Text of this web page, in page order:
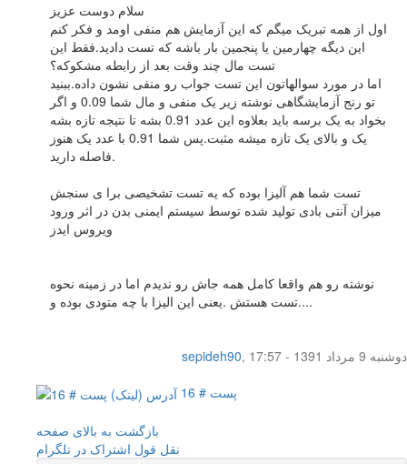
سلام دوست عزیز
اول از همه تبریک میگم که این آزمایش هم منفی اومد و فکر کنم
این دیگه چهارمین یا پنجمین بار باشه که تست دادید.فقط این
تست مال چند وقت بعد از رابطه مشکوکه؟
اما در مورد سوالهاتون این تست جواب رو منفی نشون داده.ببنید
تو رنج آزمایشگاهی نوشته زیر یک منفی و مال شما 0.09 و اگر
بخواد به یک برسه باید بعلاوه این عدد 0.91 بشه تا نتیجه تازه بشه
یک و بالای یک تازه میشه مثبت.پس شما 0.91 با عدد یک هنوز
فاصله دارید.
تست شما هم آلیزا بوده که یه تست تشخیصی برا ی سنجش
میزان آنتی بادی تولید شده توسط سیستم ایمنی بدن در اثر ورود
ویروس ایدز
نوشته رو هم واقعا کامل همه جاش رو ندیدم اما در زمینه نحوه
تست هستش .یعنی این الیزا با چه متودی بوده و....
sepideh90,
دوشنبه 9 مرداد 1391 - 17:57
پست # 16
بازگشت به بالای صفحه
نقل قول اشتراک در تلگرام